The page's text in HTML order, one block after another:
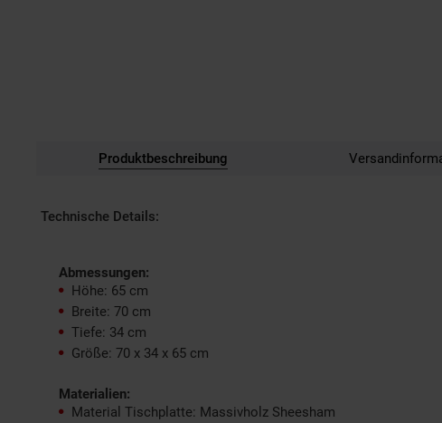
Produktbeschreibung
Technische Details:
Abmessungen:
Höhe: 65 cm
Breite: 70 cm
Tiefe: 34 cm
Größe: 70 x 34 x 65 cm
Materialien:
Material Tischplatte: Massivholz Sheesham